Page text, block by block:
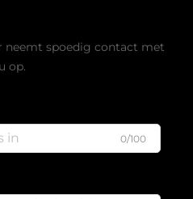
neemt spoedig contact met
u op.
0/100